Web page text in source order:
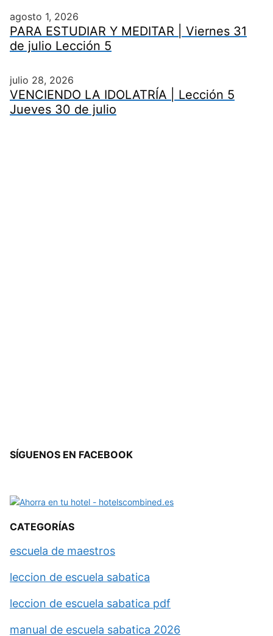
agosto 1, 2026
PARA ESTUDIAR Y MEDITAR | Viernes 31
de julio Lección 5
julio 28, 2026
VENCIENDO LA IDOLATRÍA | Lección 5
Jueves 30 de julio
SÍGUENOS EN FACEBOOK
CATEGORÍAS
escuela de maestros
leccion de escuela sabatica
leccion de escuela sabatica pdf
manual de escuela sabatica 2026